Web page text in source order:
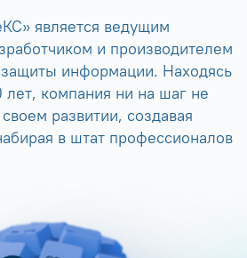
является ведущим
и производителем
защиты информации. Находясь
компания ни на шаг не
развитии, создавая
в штат профессионалов